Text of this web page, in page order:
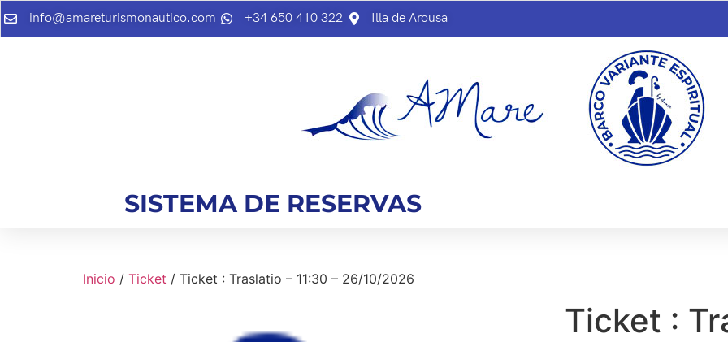
info@amareturismonautico.com +34 650 410 322 Illa de Arousa
SISTEMA DE RESERVAS
Inicio / Ticket / Ticket : Traslatio – 11:30 – 26/10/2026
Ticket :